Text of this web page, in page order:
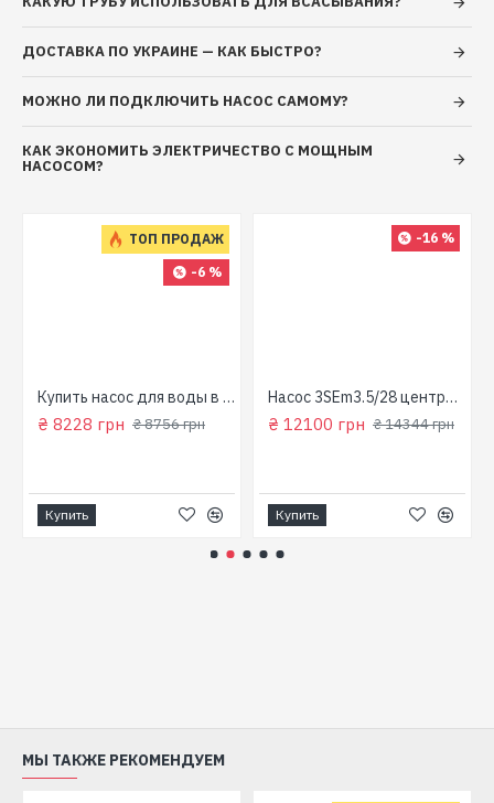
ДОСТАВКА ПО УКРАИНЕ — КАК БЫСТРО?
МОЖНО ЛИ ПОДКЛЮЧИТЬ НАСОС САМОМУ?
КАК ЭКОНОМИТЬ ЭЛЕКТРИЧЕСТВО С МОЩНЫМ
НАСОСОМ?
ТОП ПРОДАЖ
-6 %
Купить насос для воды в колодец (800 Вт, напор: 43м, производит: 90 л/мин) GARDEN 1000-4-Robot "NPO"
₴ 8228 грн ₴ 8756 грн
Купить
-16 %
Насос 3SEm3.5/28 центробежный скважинный 1,5кВт Н107м 90л/мин Ø80мм Aquatica Dongyin 777395
₴ 12100 грн ₴ 14344 грн
Купить
МЫ ТАКЖЕ РЕКОМЕНДУЕМ